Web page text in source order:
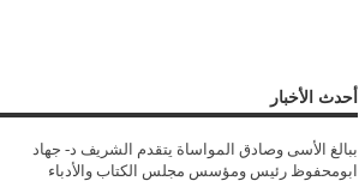
أحدث الأخبار
ببالغ الأسى وصادق المواساة يتقدم الشريف د- جهاد
ابومحفوظ رئيس ومؤسس مجلس الكتاب والأدباء